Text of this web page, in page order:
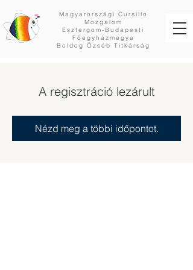
Magyarországi Cursillo
Mozgalom
Esztergom-Budapesti
Főegyházmegye
Boldog Özséb Titkárság
A regisztráció lezárult
Nézd meg a többi időpontot.